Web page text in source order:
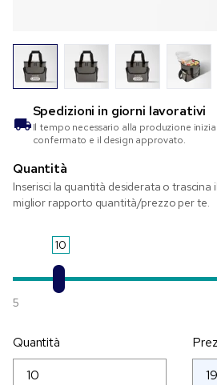
Spedizioni in giorni lavorativi
Il tempo necessario alla produzione
confermato e il design approvato.
Quantità
Inserisci la quantità desiderata o trascina
miglior rapporto quantità/prezzo per te.
10
5
Quantità